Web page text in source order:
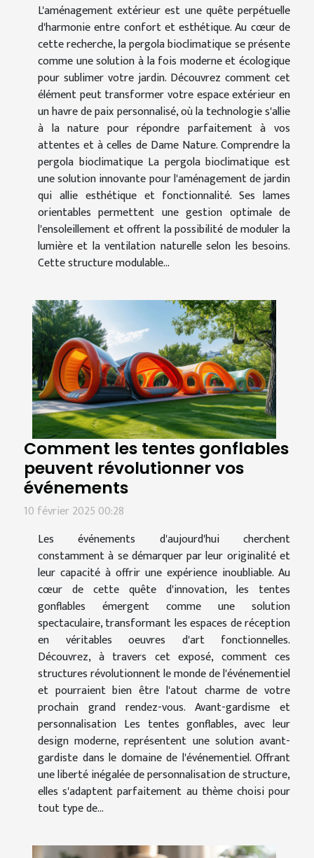
L'aménagement extérieur est une quête perpétuelle
d'harmonie entre confort et esthétique. Au cœur de
cette recherche, la pergola bioclimatique se présente
comme une solution à la fois moderne et écologique
pour sublimer votre jardin. Découvrez comment cet
élément peut transformer votre espace extérieur en
un havre de paix personnalisé, où la technologie s'allie
à la nature pour répondre parfaitement à vos
attentes et à celles de Dame Nature. Comprendre la
pergola bioclimatique La pergola bioclimatique est
une solution innovante pour l'aménagement de jardin
qui allie esthétique et fonctionnalité. Ses lames
orientables permettent une gestion optimale de
l'ensoleillement et offrent la possibilité de moduler la
lumière et la ventilation naturelle selon les besoins.
Cette structure modulable...
Comment les tentes gonflables
peuvent révolutionner vos
événements
10 février 2025 00:28
Les événements d'aujourd'hui cherchent
constamment à se démarquer par leur originalité et
leur capacité à offrir une expérience inoubliable. Au
cœur de cette quête d'innovation, les tentes
gonflables émergent comme une solution
spectaculaire, transformant les espaces de réception
en véritables oeuvres d'art fonctionnelles.
Découvrez, à travers cet exposé, comment ces
structures révolutionnent le monde de l'événementiel
et pourraient bien être l'atout charme de votre
prochain grand rendez-vous. Avant-gardisme et
personnalisation Les tentes gonflables, avec leur
design moderne, représentent une solution avant-
gardiste dans le domaine de l'événementiel. Offrant
une liberté inégalée de personnalisation de structure,
elles s'adaptent parfaitement au thème choisi pour
tout type de...